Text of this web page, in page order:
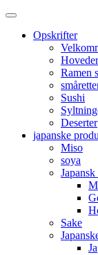
Opskrifter
Ramen
Sushi
Deserter
japanske
Miso
soya
Japansk
Sake